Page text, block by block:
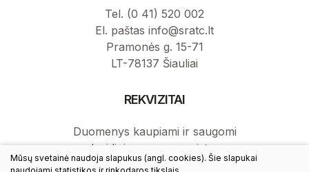
Tel. (0 41) 520 002
El. paštas info@sratc.lt
Pramonės g. 15-71
LT-78137 Šiauliai
REKVIZITAI
Duomenys kaupiami ir saugomi
Juridinių asmenų registre.
Juridinio asmens kodas: 145787276.
Mūsų svetainė naudoja slapukus (angl. cookies). Šie slapukai